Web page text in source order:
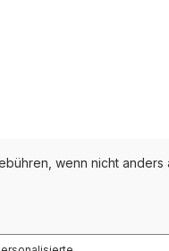
wenn nicht anders